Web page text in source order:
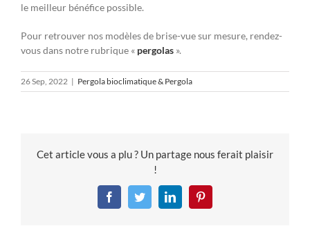
le meilleur bénéfice possible.
Pour retrouver nos modèles de brise-vue sur mesure, rendez-
vous dans notre rubrique « pergolas ».
26 Sep, 2022 | Pergola bioclimatique & Pergola
Cet article vous a plu ? Un partage nous ferait plaisir
!
FacebookTwitterLinkedInPinterest